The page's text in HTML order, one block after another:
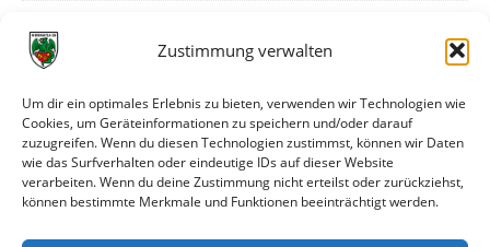
Zustimmung verwalten
Um dir ein optimales Erlebnis zu bieten, verwenden wir Technologien wie
Cookies, um Geräteinformationen zu speichern und/oder darauf
zuzugreifen. Wenn du diesen Technologien zustimmst, können wir Daten
wie das Surfverhalten oder eindeutige IDs auf dieser Website
verarbeiten. Wenn du deine Zustimmung nicht erteilst oder zurückziehst,
können bestimmte Merkmale und Funktionen beeinträchtigt werden.
31. Juli 2026
30. Juli 2026
Deine Spielminute: 89+1
28. Juli 2026
Neuer Rückensponsor